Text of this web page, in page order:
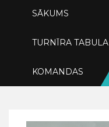
SĀKUMS
TURNĪRA TABULA
KOMANDAS